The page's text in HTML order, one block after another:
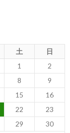
土 日
1
2
8
9
15
16
22
23
29
30